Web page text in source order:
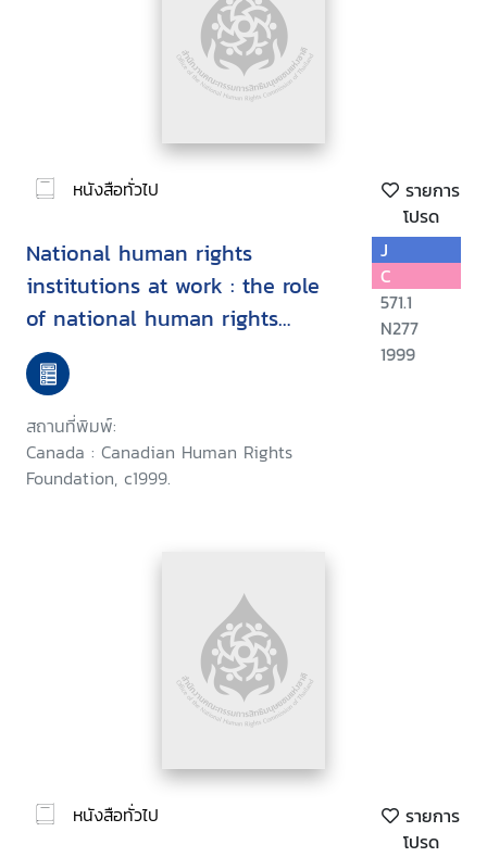
หนังสือทั่วไป
รายการ
โปรด
National human rights
institutions at work : the role
of national human rights
commissions in the promotion
and protection of economic,
social and cultural rights, Asian
Regional Training Program,
Antipolo City, Philippines, May
สถานที่พิมพ์:
Canada : Canadian Human Rights
Foundation, c1999.
J
C
571.1
N277
1999
หนังสือทั่วไป
รายการ
โปรด